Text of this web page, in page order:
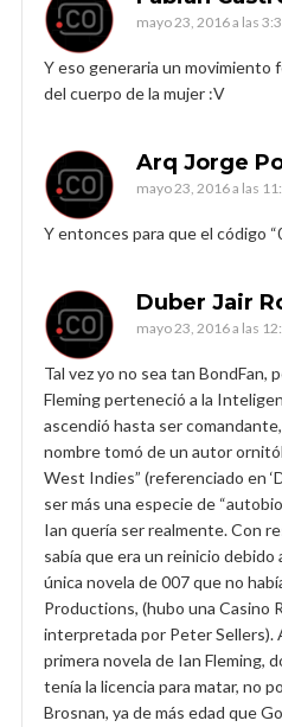
mayo 23, 2016 a las
Y eso generaria un movimiento
del cuerpo de la mujer :V
Arq Jorge
mayo 23, 2016 a las
Y entonces para que el código
Duber Jair
mayo 23, 2016 a las
Tal vez yo no sea tan BondFan,
Fleming perteneció a la
ascendió hasta ser
nombre tomó de un autor
West Indies” (referenciado en
ser más una especie de
Ian quería ser realmente. Con
sabía que era un reinicio debido
única novela de 007 que no
Productions, (hubo una Casino
interpretada por Peter Sellers).
primera novela de Ian Fleming,
tenía la licencia para matar, no
Brosnan, ya de más edad que